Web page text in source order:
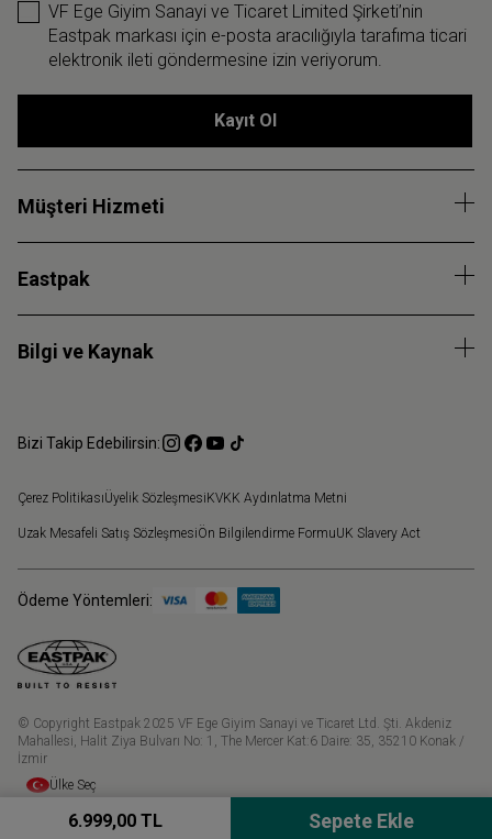
6.999,00 TL Sepete Ekle
VF Ege Giyim Sanayi ve Ticaret Limited Şirketi’nin
Eastpak markası için e-posta aracılığıyla tarafıma ticari
elektronik ileti göndermesine izin veriyorum.
Kayıt Ol
Müşteri Hizmeti
Eastpak
Bilgi ve Kaynak
Bizi Takip Edebilirsin:
Çerez PolitikasıÜyelik SözleşmesiKVKK Aydınlatma Metni
Uzak Mesafeli Satış SözleşmesiÖn Bilgilendirme FormuUK Slavery Act
Ödeme Yöntemleri:
© Copyright Eastpak 2025 VF Ege Giyim Sanayi ve Ticaret Ltd. Şti. Akdeniz
Mahallesi, Halit Ziya Bulvarı No: 1, The Mercer Kat:6 Daire: 35, 35210 Konak /
İzmir
Ülke Seç